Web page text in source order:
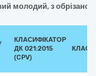
молодий, з
КЛАСИФІКАТОР
ДК 021:2015
(CPV)